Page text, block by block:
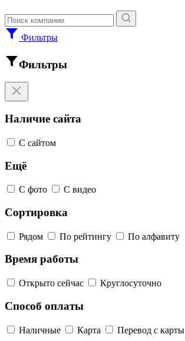
Фильтры
Фильтры
Наличие сайта
С сайтом
Ещё
С фото С видео
Сортировка
Рядом По рейтингу По алфавиту
Время работы
Открыто сейчас Круглосуточно
Способ оплаты
Наличные Карта Перевод с карты